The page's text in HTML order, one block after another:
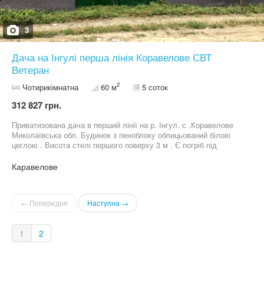
3
Дача на Інгулі перша лінія Коравелове СВТ
Ветеран
Чотирикімнатна 60 м2 5 соток
312 827 грн.
Приватизована дача в перший лінії на р. Інгул. с .Коравелове
Миколаївська обл. Будинок з пеноблоку облицьований білою
цеглою . Висота стелі першого поверху 3 м . Є погріб під
по границі ділянки . До міста 10 км Гарний кооператив . Поряд
скважина . Вода для поливу в сезон . Дом біля річки, дом у реки
Каравелове
← Попередня Наступна →
1 2